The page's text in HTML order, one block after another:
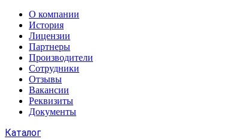
О компании
История
Лицензии
Партнеры
Производители
Сотрудники
Отзывы
Вакансии
Реквизиты
Документы
Каталог